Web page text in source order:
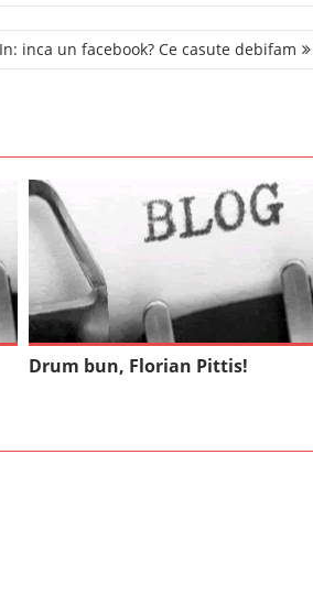
inca un facebook? Ce casute debifam
Drum bun, Florian Pittis!